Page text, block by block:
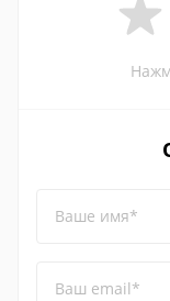
Ваше имя*
Ваш email*